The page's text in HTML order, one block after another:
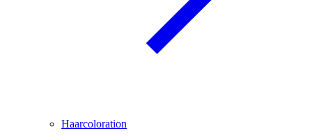
Haarcoloration